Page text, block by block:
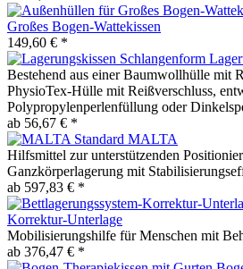
Großes Bogen-Wattekissen
149,60 € *
Bestehend aus einer Baumwollhülle mit
PhysioTex-Hülle mit Reißverschluss,
Polypropylenperlenfüllung oder
ab 56,67 € *
MALTA
Hilfsmittel zur unterstützenden
Ganzkörperlagerung mit
ab 597,83 € *
Korrektur-Unterlage
Mobilisierungshilfe für Menschen mit
ab 376,47 € *